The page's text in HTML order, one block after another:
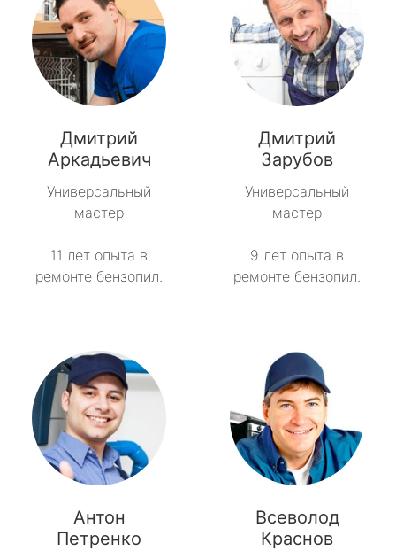
Дмитрий
Аркадьевич
Универсальный
мастер
11 лет опыта в
ремонте бензопил.
Дмитрий
Зарубов
Универсальный
мастер
9 лет опыта в
ремонте бензопил.
Антон
Петренко
Всеволод
Краснов